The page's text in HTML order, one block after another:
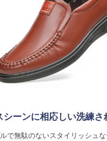
シーンに相応しい洗練さ
で無駄のないスタイリッシュ